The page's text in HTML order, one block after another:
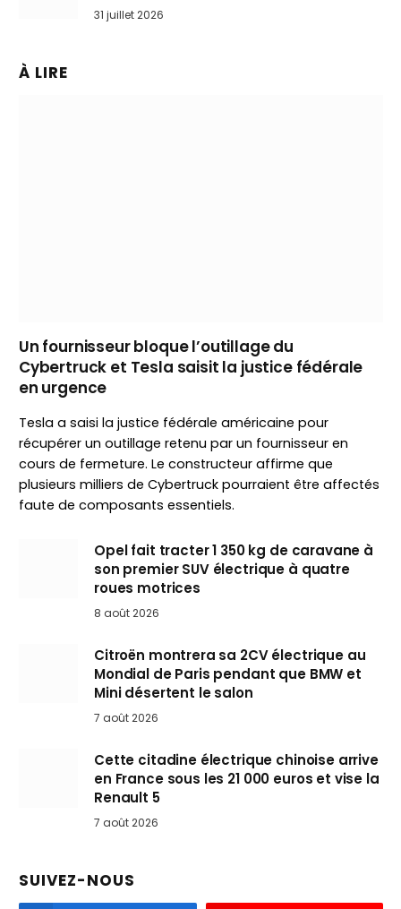
31 juillet 2026
À LIRE
Un fournisseur bloque l’outillage du
Cybertruck et Tesla saisit la justice fédérale
en urgence
Tesla a saisi la justice fédérale américaine pour
récupérer un outillage retenu par un fournisseur en
cours de fermeture. Le constructeur affirme que
plusieurs milliers de Cybertruck pourraient être affectés
faute de composants essentiels.
Opel fait tracter 1 350 kg de caravane à
son premier SUV électrique à quatre
roues motrices
8 août 2026
Citroën montrera sa 2CV électrique au
Mondial de Paris pendant que BMW et
Mini désertent le salon
7 août 2026
Cette citadine électrique chinoise arrive
en France sous les 21 000 euros et vise la
Renault 5
7 août 2026
SUIVEZ-NOUS